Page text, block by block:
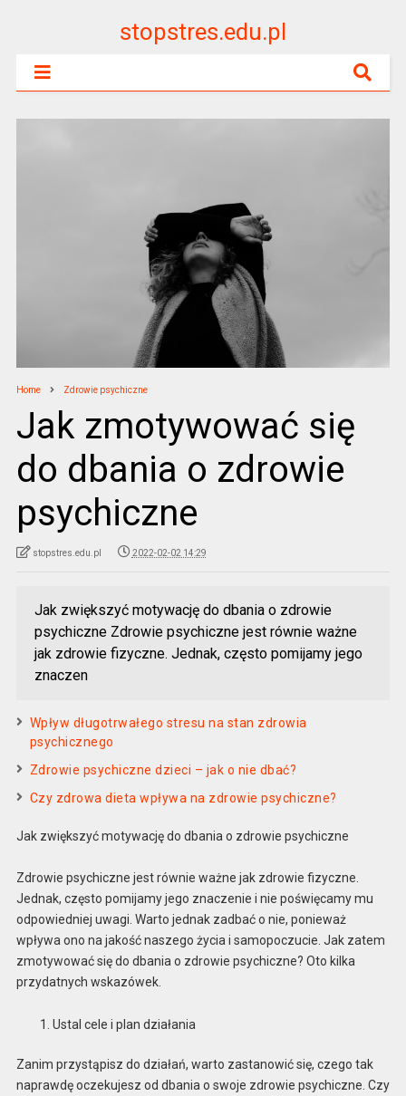
stopstres.edu.pl
Home Zdrowie psychiczne
Jak zmotywować się
do dbania o zdrowie
psychiczne
stopstres.edu.pl 2022-02-02 14:29
Jak zwiększyć motywację do dbania o zdrowie
psychiczne Zdrowie psychiczne jest równie ważne
jak zdrowie fizyczne. Jednak, często pomijamy jego
znaczen
Wpływ długotrwałego stresu na stan zdrowia
psychicznego
Zdrowie psychiczne dzieci – jak o nie dbać?
Czy zdrowa dieta wpływa na zdrowie psychiczne?
Jak zwiększyć motywację do dbania o zdrowie psychiczne
Zdrowie psychiczne jest równie ważne jak zdrowie fizyczne.
Jednak, często pomijamy jego znaczenie i nie poświęcamy mu
odpowiedniej uwagi. Warto jednak zadbać o nie, ponieważ
wpływa ono na jakość naszego życia i samopoczucie. Jak zatem
zmotywować się do dbania o zdrowie psychiczne? Oto kilka
przydatnych wskazówek.
Ustal cele i plan działania
Zanim przystąpisz do działań, warto zastanowić się, czego tak
naprawdę oczekujesz od dbania o swoje zdrowie psychiczne. Czy